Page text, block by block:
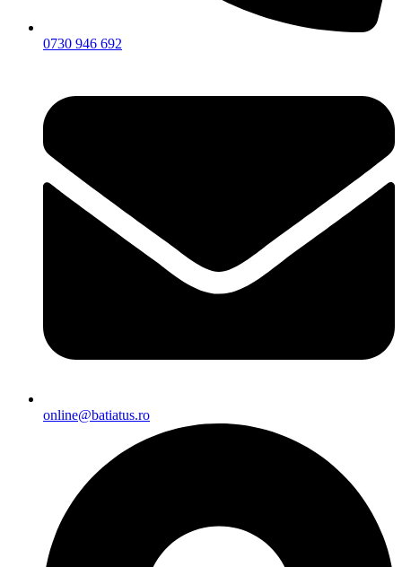
0730 946 692
online@batiatus.ro